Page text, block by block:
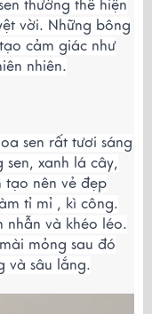
thường thể hiện
vời. Những bông
cảm giác như
nhiên.
sen rất tươi sáng
xanh lá cây,
tạo nên vẻ đẹp
tỉ mỉ , kì công.
nhẫn và khéo léo.
mỏng sau đó
và sâu lắng.